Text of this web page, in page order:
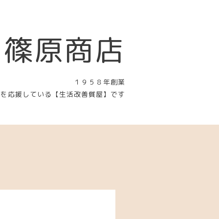
原商店
１９５８年創業
応援している【生活改善質屋】です